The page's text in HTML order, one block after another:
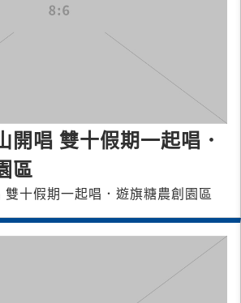
開唱 雙十假期一起唱．
區
十假期一起唱．遊旗糖農創園區